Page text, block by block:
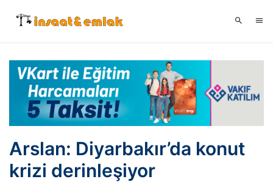
Arslan: Diyarbakır’da konut
krizi derinleşiyor